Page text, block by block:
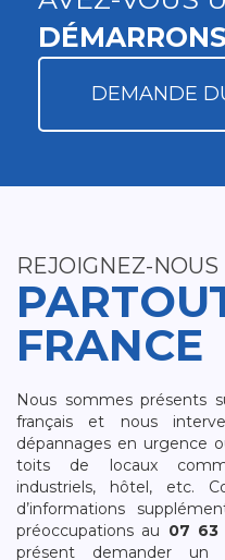
DEMANDE
REJOIGNEZ-NOUS
FRANCE
Nous sommes présents
français et nous
dépannages en urgence
toits de locaux
industriels, hôtel, etc.
d’informations
préoccupations au 07 63
présent demander un